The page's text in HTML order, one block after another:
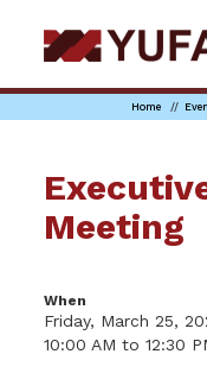
to
main
Home
Meeting
When
Friday, March 25,
10:00 AM to 12:30